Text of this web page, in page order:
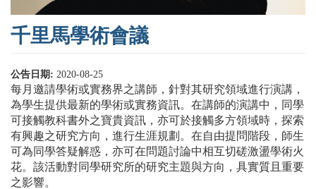
千里馬學術會議
公告日期: 2020-08-25
每月邀請學術或實務界之講師，針對其研究領域進行演講，
為學生提供最新的學術或實務資訊。 在講師的演講中，同學
可接觸教科書外之寶貴資訊，亦可於接觸多方領域時，探索
有興趣之研究方向，進行生涯規劃。在自由提問階段，師生
可為同學答疑解惑，亦可在問題討論中相互切磋激盪學術火
花。 該活動對同學研究所的研究主題與方向，具實質且重要
之影響。